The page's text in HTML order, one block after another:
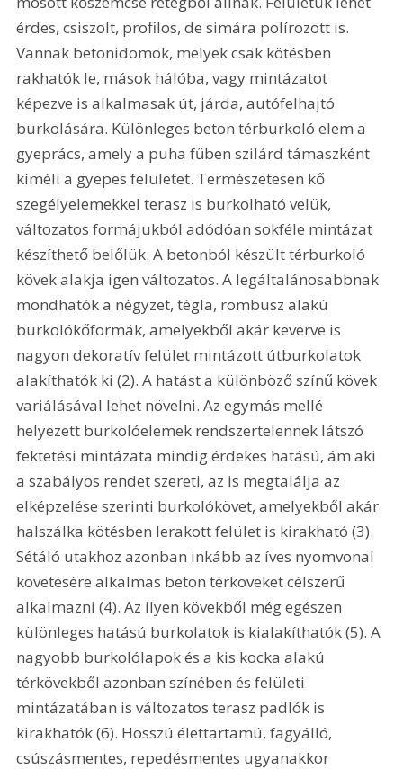
érdes, csiszolt, profilos, de simára polírozott is.
Vannak betonidomok, melyek csak kötésben
rakhatók le, mások hálóba, vagy mintázatot
képezve is alkalmasak út, járda, autófelhajtó
burkolására. Különleges beton térburkoló elem a
gyeprács, amely a puha fűben szilárd támaszként
kíméli a gyepes felületet. Természetesen kő
szegélyelemekkel terasz is burkolható velük,
változatos formájukból adódóan sokféle mintázat
készíthető belőlük. A betonból készült térburkoló
kövek alakja igen változatos. A legáltalánosabbnak
mondhatók a négyzet, tégla, rombusz alakú
burkolókőformák, amelyekből akár keverve is
nagyon dekoratív felület mintázott útburkolatok
alakíthatók ki (2). A hatást a különböző színű kövek
variálásával lehet növelni. Az egymás mellé
helyezett burkolóelemek rendszertelennek látszó
fektetési mintázata mindig érdekes hatású, ám aki
a szabályos rendet szereti, az is megtalálja az
elképzelése szerinti burkolókövet, amelyekből akár
halszálka kötésben lerakott felület is kirakható (3).
Sétáló utakhoz azonban inkább az íves nyomvonal
követésére alkalmas beton térköveket célszerű
alkalmazni (4). Az ilyen kövekből még egészen
különleges hatású burkolatok is kialakíthatók (5). A
nagyobb burkolólapok és a kis kocka alakú
térkövekből azonban színében és felületi
mintázatában is változatos terasz padlók is
kirakhatók (6). Hosszú élettartamú, fagyálló,
csúszásmentes, repedésmentes ugyanakkor